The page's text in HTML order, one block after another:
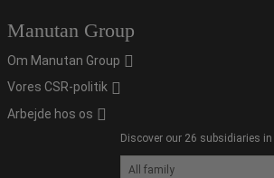
Manutan Group
Om Manutan Group
Vores CSR-politik
Arbejde hos os
Discover our 26 subsidiaries